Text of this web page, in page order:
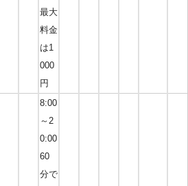
最大
料金
は1
000
円
8:00
～2
0:00
60
分で